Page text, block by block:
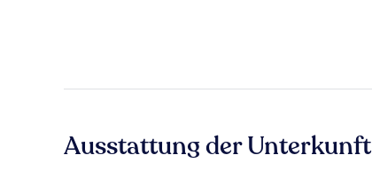
Ausstattung der Unterkunft